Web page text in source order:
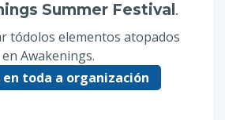
Summer Festival .
tódolos elementos atopados
en Awakenings.
en toda a organización